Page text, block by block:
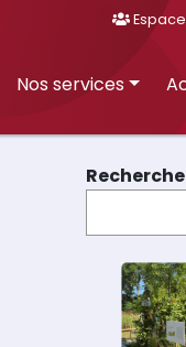
Nos services